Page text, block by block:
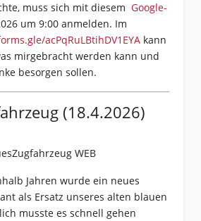
muss sich mit diesemGoogle-
um 9:00 anmelden. Im
acPqRuLBtihDV1EYA kann
mirgebracht werden kann und
besorgen sollen.
(18.4.2026)
Jahren wurde ein neues
als Ersatz unseres alten blauen
musste es schnell gehen